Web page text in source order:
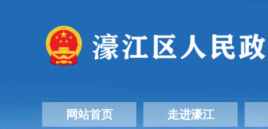
网站首页 走进濠江